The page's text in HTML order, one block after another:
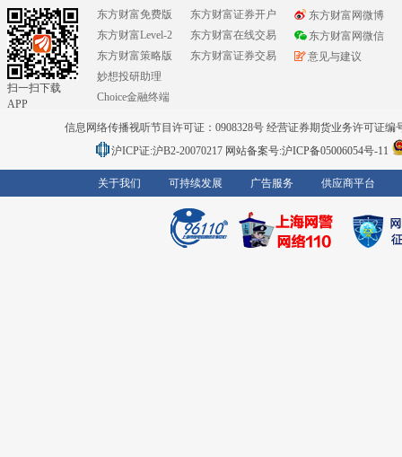
扫一扫下载
APP
东方财富免费版
东方财富Level-2
东方财富策略版
妙想投研助理
Choice金融终端
东方财富证券开户
东方财富在线交易
东方财富证券交易
东方财富网微博
东方财富网微信
意见与建议
信息网络传播视听节目许可证：0908328号 经营证券期货业务许可证编
沪ICP证:沪B2-20070217 网站备案号:沪ICP备05006054号-11
关于我们 可持续发展 广告服务 供应商平台